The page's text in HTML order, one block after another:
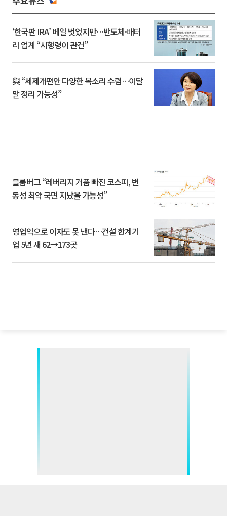
‘한국판 IRA’ 베일 벗었지만…반도체·배터
리 업계 “시행령이 관건”
與 “세제개편안 다양한 목소리 수렴…이달
말 정리 가능성”
블룸버그 “레버리지 거품 빠진 코스피, 변
동성 최악 국면 지났을 가능성”
영업익으로 이자도 못 낸다…건설 한계기
업 5년 새 62→173곳